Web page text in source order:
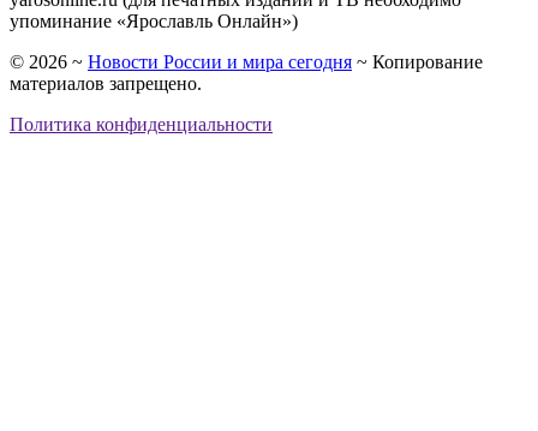
упоминание «Ярославль Онлайн»)
© 2026 ~ Новости России и мира сегодня ~ Копирование
материалов запрещено.
Политика конфиденциальности